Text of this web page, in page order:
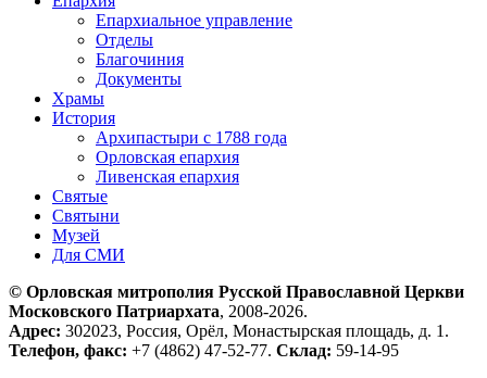
Епархиальное управление
Отделы
Благочиния
Документы
Храмы
История
Архипастыри с 1788 года
Орловская епархия
Ливенская епархия
Святые
Святыни
Музей
Для СМИ
© Орловская митрополия Русской Православной Церкви
Московского Патриархата, 2008-2026.
Адрес: 302023, Россия, Орёл, Монастырская площадь, д. 1.
Телефон, факс: +7 (4862) 47-52-77. Склад: 59-14-95